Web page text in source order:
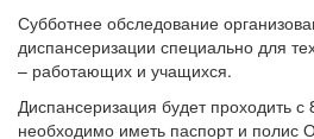
Субботнее обследование
диспансеризации специально для
– работающих и учащихся.
Диспансеризация будет проходить
необходимо иметь паспорт и полис